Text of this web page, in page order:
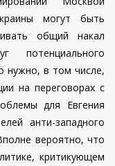
могут быть
общий накал
потенциального
нужно, в том числе,
на переговорах с
для Евгения
анти-западного
вероятно, что
критикующем